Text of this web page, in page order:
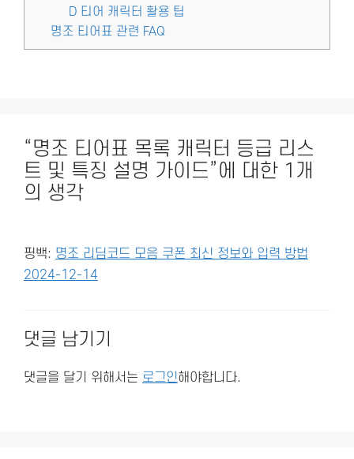
D 티어 캐릭터 활용 팁
명조 티어표 관련 FAQ
“명조 티어표 목록 캐릭터 등급 리스
트 및 특징 설명 가이드”에 대한 1개
의 생각
핑백: 명조 리딤코드 모음 쿠폰 최신 정보와 입력 방법
2024-12-14
댓글 남기기
댓글을 달기 위해서는 로그인해야합니다.